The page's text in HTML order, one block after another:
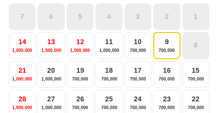
1
2
3
4
5
6
7
8
9
700,000
10
700,000
11
1,000,000
12
1,500,000
13
1,500,000
14
1,000,000
15
700,000
16
700,000
17
700,000
18
700,000
19
700,000
20
1,000,000
21
1,000,000
22
700,000
23
700,000
24
700,000
25
700,000
26
700,000
27
1,000,000
28
1,000,000